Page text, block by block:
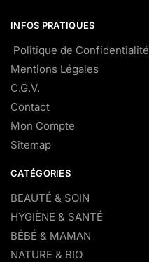
INFOS PRATIQUES
Politique de Confidentialité
Mentions Légales
C.G.V.
Contact
Mon Compte
Sitemap
CATÉGORIES
BEAUTÉ & SOIN
HYGIÈNE & SANTÉ
BÉBÉ & MAMAN
NATURE & BIO